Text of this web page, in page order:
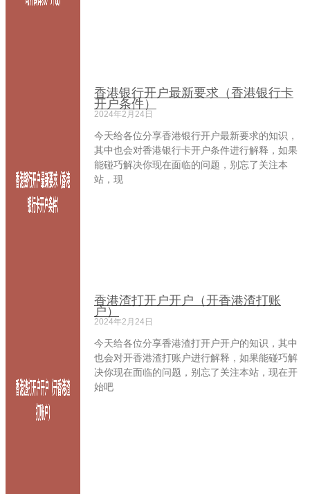
香港银行开户最新要求（香港银行卡
开户条件）
2024年2月24日
今天给各位分享香港银行开户最新要求的知识，
其中也会对香港银行卡开户条件进行解释，如果
能碰巧解决你现在面临的问题，别忘了关注本
站，现
香港渣打开户开户（开香港渣打账
户）
2024年2月24日
今天给各位分享香港渣打开户开户的知识，其中
也会对开香港渣打账户进行解释，如果能碰巧解
决你现在面临的问题，别忘了关注本站，现在开
始吧